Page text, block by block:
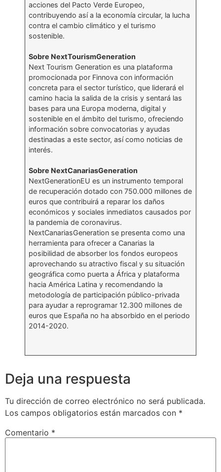
acciones del Pacto Verde Europeo,
contribuyendo así a la economía circular, la lucha
contra el cambio climático y el turismo
sostenible.
Sobre NextTourismGeneration
Next Tourism Generation es una plataforma
promocionada por Finnova con información
concreta para el sector turístico, que liderará el
camino hacia la salida de la crisis y sentará las
bases para una Europa moderna, digital y
sostenible en el ámbito del turismo, ofreciendo
información sobre convocatorias y ayudas
destinadas a este sector, así como noticias de
interés.
Sobre NextCanariasGeneration
NextGenerationEU es un instrumento temporal
de recuperación dotado con 750.000 millones de
euros que contribuirá a reparar los daños
económicos y sociales inmediatos causados por
la pandemia de coronavirus.
NextCanariasGeneration se presenta como una
herramienta para ofrecer a Canarias la
posibilidad de absorber los fondos europeos
aprovechando su atractivo fiscal y su situación
geográfica como puerta a África y plataforma
hacia América Latina y recomendando la
metodología de participación público-privada
para ayudar a reprogramar 12.300 millones de
euros que España no ha absorbido en el periodo
2014-2020.
Deja una respuesta
Tu dirección de correo electrónico no será publicada.
Los campos obligatorios están marcados con *
Comentario *